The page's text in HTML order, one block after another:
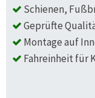
Schienen,
Geprüfte
Montage auf
Fahreinheit für